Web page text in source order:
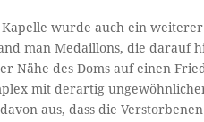
wurde auch ein
man Medaillons, die darauf
Nähe des Doms auf einen
mit derartig
aus, dass die